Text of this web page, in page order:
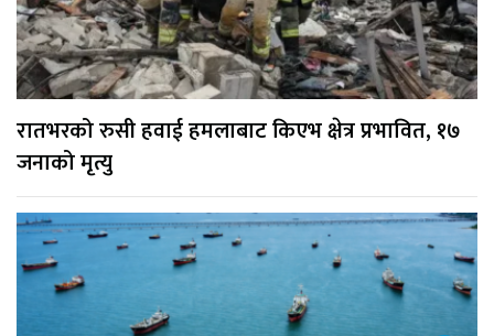
रातभरको रुसी हवाई हमलाबाट किएभ क्षेत्र प्रभावित, १७
जनाको मृत्यु